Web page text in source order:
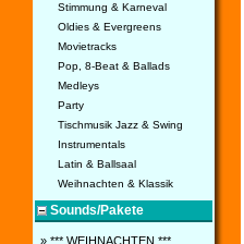
Stimmung & Karneval
Oldies & Evergreens
Movietracks
Pop, 8-Beat & Ballads
Medleys
Party
Tischmusik Jazz & Swing
Instrumentals
Latin & Ballsaal
Weihnachten & Klassik
Sounds/Pakete
» *** WEIHNACHTEN ***